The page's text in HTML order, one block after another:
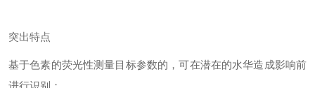
突出特点
基于色素的荧光性测量目标参数的，可在潜在的水华造成影响前
进行识别；